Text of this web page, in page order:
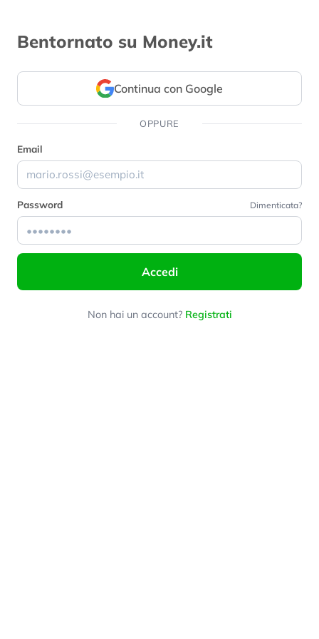
Bentornato su Money.it
Continua con Google
OPPURE
Email
Password Dimenticata?
Accedi
Non hai un account? Registrati